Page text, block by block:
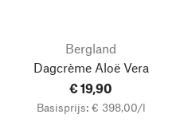
Bergland
Dagcrème Aloë Vera
€ 19,90
Basisprijs: € 398,00/l